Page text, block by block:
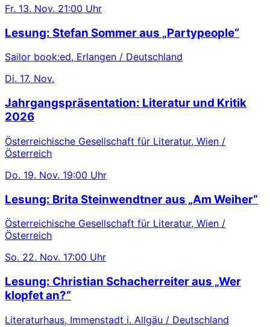
Fr. 13. Nov. 21:00 Uhr
Lesung: Stefan Sommer aus „Partypeople“
Sailor book:ed, Erlangen / Deutschland
Di. 17. Nov.
Jahrgangspräsentation: Literatur und Kritik
2026
Österreichische Gesellschaft für Literatur, Wien /
Österreich
Do. 19. Nov. 19:00 Uhr
Lesung: Brita Steinwendtner aus „Am Weiher“
Österreichische Gesellschaft für Literatur, Wien /
Österreich
So. 22. Nov. 17:00 Uhr
Lesung: Christian Schacherreiter aus „Wer
klopfet an?“
Literaturhaus, Immenstadt i. Allgäu / Deutschland